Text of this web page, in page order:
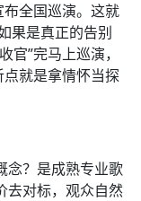
布全国巡演。这就
果是真正的告别
官”完马上巡演，
就是拿情怀当探
念？是成熟专业歌
去对标，观众自然